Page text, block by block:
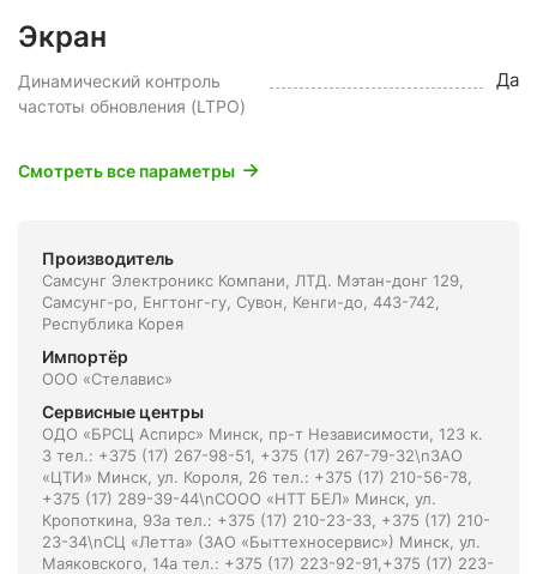
Экран
Динамический контроль
частоты обновления (LTPO)
Да
Смотреть все параметры
Производитель
Самсунг Электроникс Компани, ЛТД. Мэтан-донг 129,
Самсунг-ро, Енгтонг-гу, Сувон, Кенги-до, 443-742,
Республика Корея
Импортёр
ООО «Стелавис»
Сервисные центры
ОДО «БРСЦ Аспирс» Минск, пр-т Независимости, 123 к.
3 тел.: +375 (17) 267-98-51, +375 (17) 267-79-32\nЗАО
«ЦТИ» Минск, ул. Короля, 26 тел.: +375 (17) 210-56-78,
+375 (17) 289-39-44\nСООО «НТТ БЕЛ» Минск, ул.
Кропоткина, 93а тел.: +375 (17) 210-23-33, +375 (17) 210-
23-34\nСЦ «Летта» (ЗАО «Быттехносервис») Минск, ул.
Маяковского, 14а тел.: +375 (17) 223-92-91,+375 (17) 223-